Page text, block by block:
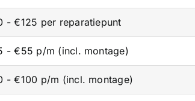
- €125 per reparatiepunt
- €55 p/m (incl. montage)
- €100 p/m (incl. montage)